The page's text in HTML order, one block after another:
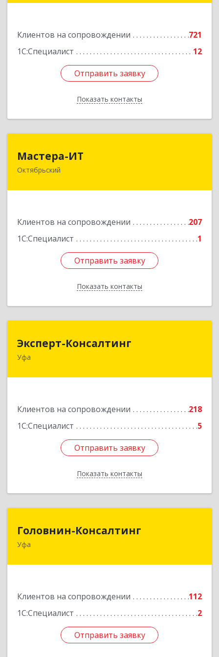
Клиентов на сопровождении
721
1С:Специалист
12
Отправить заявку
Показать контакты
Отправить заявку
Назад
Мастера-ИТ
Октябрьский
Клиентов на сопровождении
207
1С:Специалист
1
Отправить заявку
Показать контакты
452607, Башкортостан Респ, Октябрьский г,
Отправить заявку
Назад
Эксперт-Консалтинг
Уфа
Клиентов на сопровождении
218
1С:Специалист
5
Отправить заявку
Показать контакты
450059, Башкортостан Респ, Уфимский р-н, Уфа
Отправить заявку
Назад
Головнин-Консалтинг
Уфа
Клиентов на сопровождении
112
1С:Специалист
2
Отправить заявку
450006, Башкортостан Респ, Уфа г, Ленина ул,
Отправить заявку